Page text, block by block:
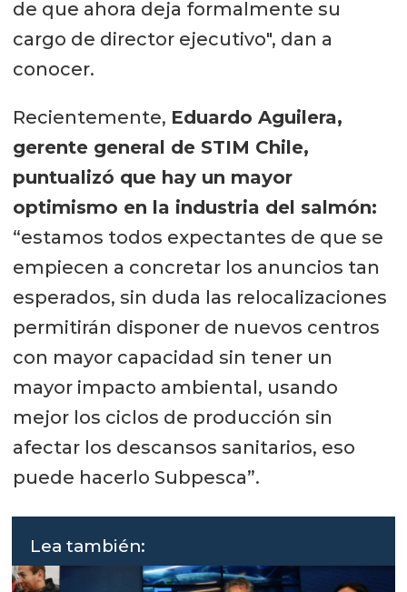
de que ahora deja formalmente su
cargo de director ejecutivo", dan a
conocer.
Recientemente, Eduardo Aguilera,
gerente general de STIM Chile,
puntualizó que hay un mayor
optimismo en la industria del salmón:
“estamos todos expectantes de que se
empiecen a concretar los anuncios tan
esperados, sin duda las relocalizaciones
permitirán disponer de nuevos centros
con mayor capacidad sin tener un
mayor impacto ambiental, usando
mejor los ciclos de producción sin
afectar los descansos sanitarios, eso
puede hacerlo Subpesca”.
Lea también: